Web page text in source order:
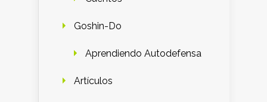
Goshin-Do
Aprendiendo Autodefensa
Artículos